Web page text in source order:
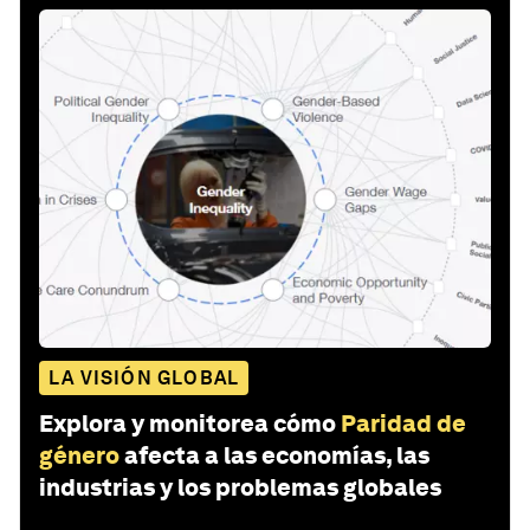
LA VISIÓN GLOBAL
Explora y monitorea cómo Paridad de
géneroafecta a las economías, las
industrias y los problemas globales